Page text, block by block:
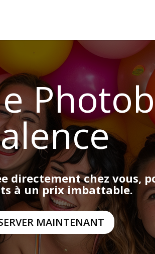
directement chez vous,
à un prix imbattable.
MAINTENANT